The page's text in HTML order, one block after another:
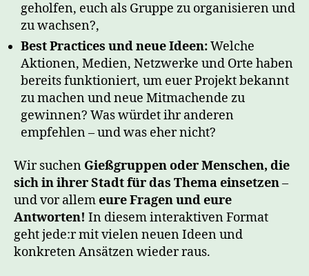
geholfen, euch als Gruppe zu organisieren und
zu wachsen?,
Best Practices und neue Ideen:Welche
Aktionen, Medien, Netzwerke und Orte haben
bereits funktioniert, um euer Projekt bekannt
zu machen und neue Mitmachende zu
gewinnen? Was würdet ihr anderen
empfehlen – und was eher nicht?
Wir suchen Gießgruppen oder Menschen, die
sich in ihrer Stadt für das Thema einsetzen–
und vor allemeure Fragen und eure
Antworten! In diesem interaktiven Format
geht jede:r mit vielen neuen Ideen und
konkreten Ansätzen wieder raus.